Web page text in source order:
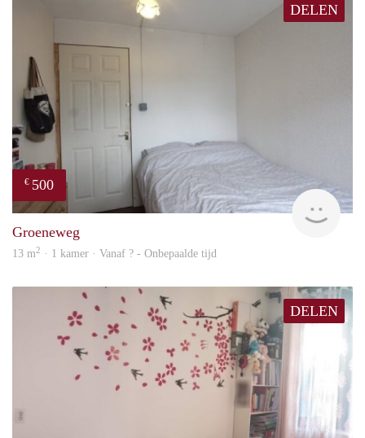
DELEN
€ 500
rent
Groeneweg
13 m2 · 1 kamer · Vanaf ? - Onbepaalde tijd
DELEN